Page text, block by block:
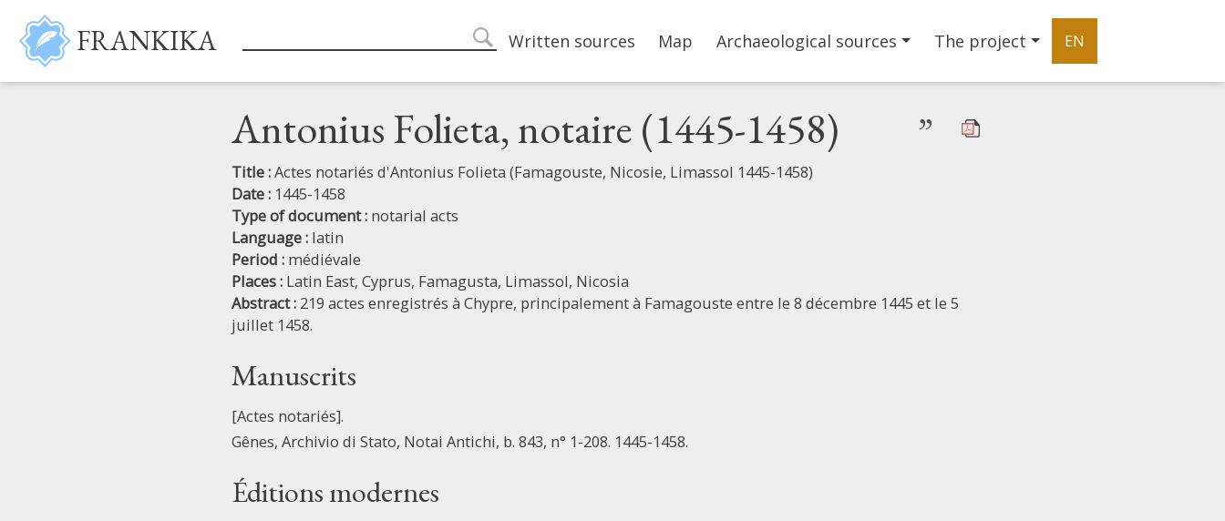
Skip to main content
FRANKIKA search
Main navigation
Written sources Map Archaeological sources The project EN
Antonius Folieta, notaire (1445-1458) ”
Title :Actes notariés d'Antonius Folieta (Famagouste, Nicosie, Limassol 1445-1458)
Date : 1445-1458
Type of document : notarial acts
Language : latin
Period : médiévale
Places : Latin East, Cyprus, Famagusta, Limassol, Nicosia
Abstract : 219 actes enregistrés à Chypre, principalement à Famagouste entre le 8 décembre 1445 et le 5
juillet 1458.
Manuscrits
[Actes notariés].
Gênes, Archivio di Stato, Notai Antichi, b. 843, n° 1-208. 1445-1458.
Éditions modernes